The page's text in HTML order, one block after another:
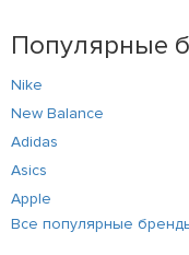
Популярные
Nike
New Balance
Adidas
Asics
Apple
Все популярные